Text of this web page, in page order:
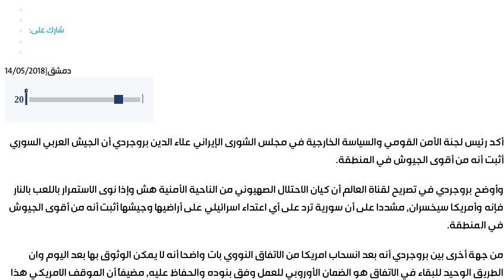
14/05/2018 دمشق
20
أكد رئيس لجنة الأمن القومي والسياسة الخارجية في مجلس الشورى الإيراني علاء الدين بروجردي أن الجيش العربي السوري
أثبت أنه من أقوى الجيوش في المنطقة.
وأوضح بروجردي في تصريح لقناة العالم أن كيان الاحتلال الصهيوني من الناحية الأمنية هش وإذا نوى الاستمرار باللعب بالنار
فإنه وأمريكا سيخسران, مشددا على أن سورية ترد على أي اعتداء اسرائيلي على أراضيها وجيشها أثبت أنه من أقوى الجيوش
في المنطقة.
من جهة أخرى بين بروجردي أنه بعد انسحاب امريكا من الاتفاق النووي بات واضحا أنه لا يمكن الوثوق بها بعد اليوم وان
الطريق الوحيد للبقاء في الاتفاق هو الضمان الأوروبي للعمل وفق بنوده والحفاظ عليه, مضيفاً أن الموقف الامريكي هذا